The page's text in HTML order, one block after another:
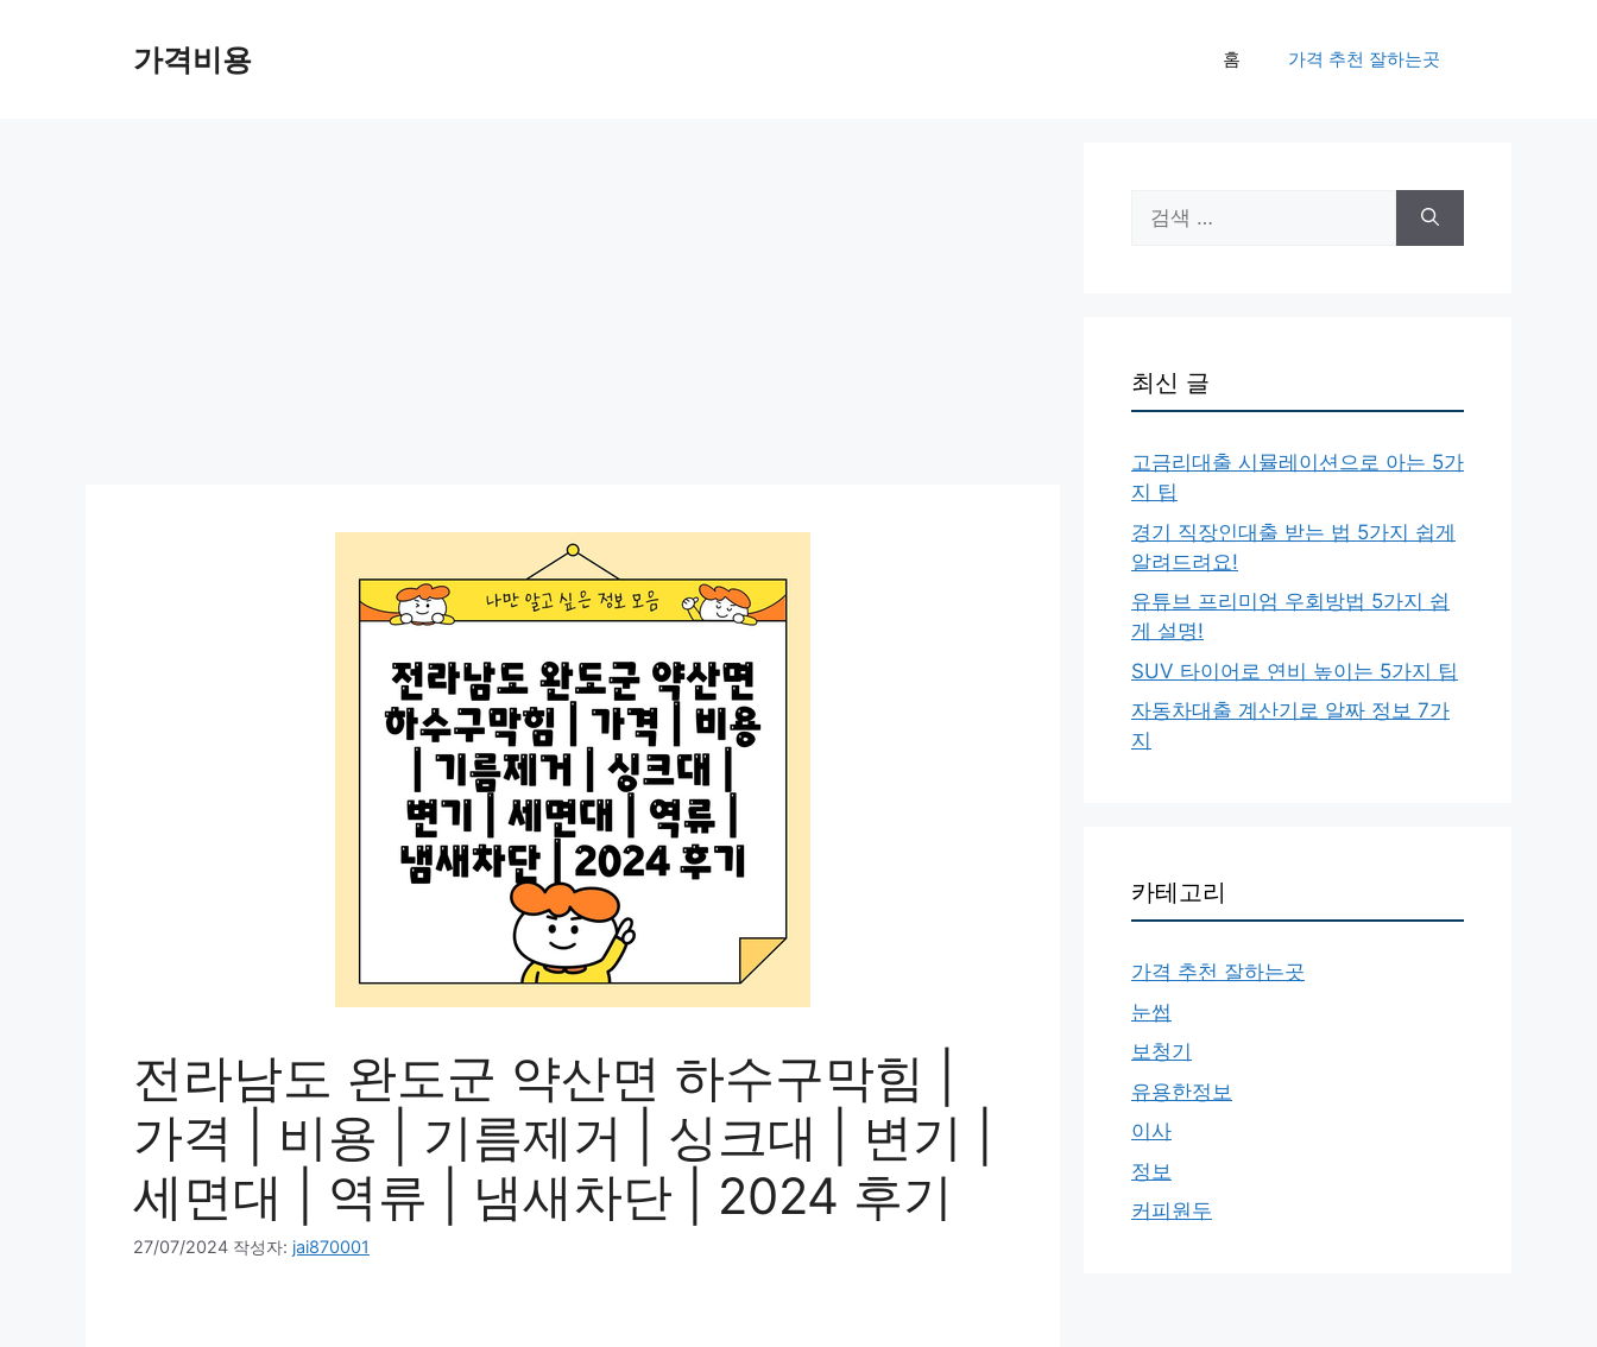
가격비용 홈 가격 추천 잘하는곳
전라남도 완도군 약산면 하수구막힘 |
가격 | 비용 | 기름제거 | 싱크대 | 변기 |
세면대 | 역류 | 냄새차단 | 2024 후기
27/07/2024 작성자: jai870001
색:
최신 글
고금리대출 시뮬레이션으로 아는 5가
지 팁
경기 직장인대출 받는 법 5가지 쉽게
알려드려요!
유튜브 프리미엄 우회방법 5가지 쉽
게 설명!
SUV 타이어로 연비 높이는 5가지 팁
자동차대출 계산기로 알짜 정보 7가
지
카테고리
가격 추천 잘하는곳
눈썹
보청기
유용한정보
이사
정보
커피원두